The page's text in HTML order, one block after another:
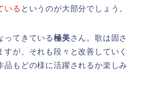
いる というのが大部分でしょう。
ってきている極美さん。歌は固さ
すが、それも段々と改善していく
品もどの様に活躍されるか楽しみ